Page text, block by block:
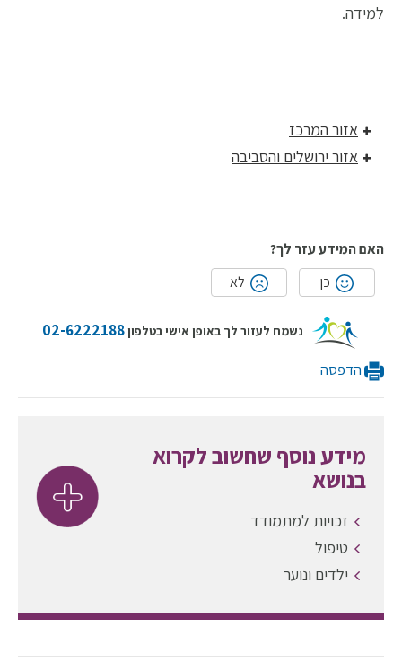
למידה.
אזור המרכז
אזור ירושלים והסביבה
האם המידע עזר לך?
כן
לא
נשמח לעזור לך באופן אישי בטלפון 02-6222188
הדפסה
מידע נוסף שחשוב לקרוא
בנושא
זכויות למתמודד
טיפול
ילדים ונוער